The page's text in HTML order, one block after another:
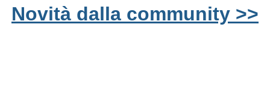
Novità dalla community >>